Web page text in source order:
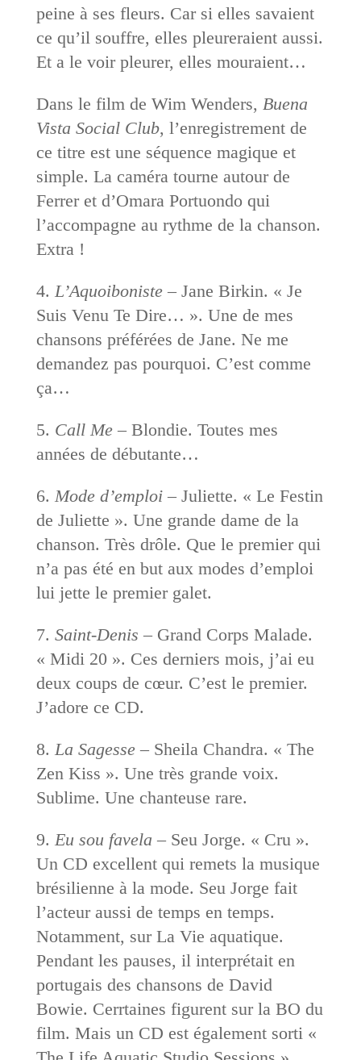
peine à ses fleurs. Car si elles savaient
ce qu’il souffre, elles pleureraient aussi.
Et a le voir pleurer, elles mouraient…
Dans le film de Wim Wenders, Buena
Vista Social Club, l’enregistrement de
ce titre est une séquence magique et
simple. La caméra tourne autour de
Ferrer et d’Omara Portuondo qui
l’accompagne au rythme de la chanson.
Extra !
4. L’Aquoiboniste– Jane Birkin. « Je
Suis Venu Te Dire… ». Une de mes
chansons préférées de Jane. Ne me
demandez pas pourquoi. C’est comme
ça…
5. Call Me– Blondie. Toutes mes
années de débutante…
6. Mode d’emploi– Juliette. « Le Festin
de Juliette ». Une grande dame de la
chanson. Très drôle. Que le premier qui
n’a pas été en but aux modes d’emploi
lui jette le premier galet.
7. Saint-Denis – Grand Corps Malade.
« Midi 20 ». Ces derniers mois, j’ai eu
deux coups de cœur. C’est le premier.
J’adore ce CD.
8. La Sagesse– Sheila Chandra. « The
Zen Kiss ». Une très grande voix.
Sublime. Une chanteuse rare.
9. Eu sou favela – Seu Jorge. « Cru ».
Un CD excellent qui remets la musique
brésilienne à la mode. Seu Jorge fait
l’acteur aussi de temps en temps.
Notamment, sur La Vie aquatique.
Pendant les pauses, il interprétait en
portugais des chansons de David
Bowie. Cerrtaines figurent sur la BO du
film. Mais un CD est également sorti «